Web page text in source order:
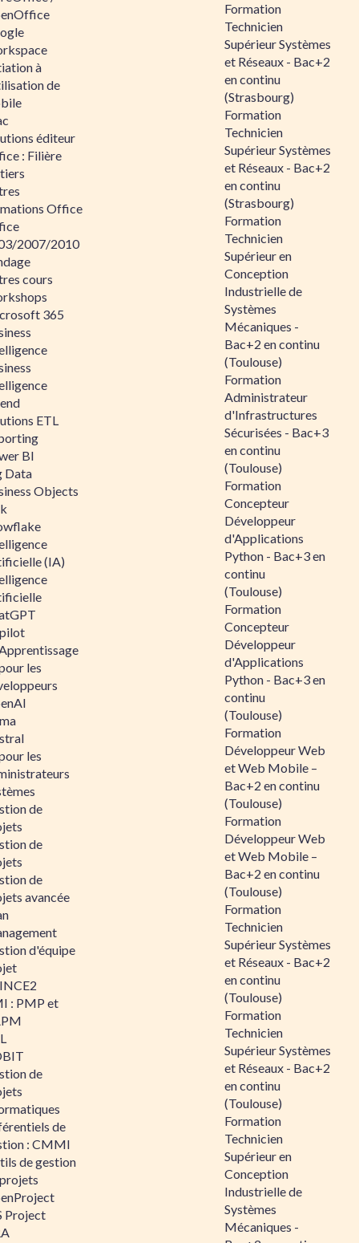
à
de
éditeur
: Filière
Office
2007/2010
cours
365
ETL
BI
Data
Objects
(IA)
les
les
de
de
de
avancée
d'équipe
: PMP et
de
de
: CMMI
de gestion
Project
Formation
Technicien
Supérieur Systèmes
et Réseaux - Bac+2
en continu
(Strasbourg)
Formation
Technicien
Supérieur Systèmes
et Réseaux - Bac+2
en continu
(Strasbourg)
Formation
Technicien
Supérieur en
Conception
Industrielle de
Systèmes
Mécaniques -
Bac+2 en continu
(Toulouse)
Formation
Administrateur
d'Infrastructures
Sécurisées - Bac+3
en continu
(Toulouse)
Formation
Concepteur
Développeur
d'Applications
Python - Bac+3 en
continu
(Toulouse)
Formation
Concepteur
Développeur
d'Applications
Python - Bac+3 en
continu
(Toulouse)
Formation
Développeur Web
et Web Mobile –
Bac+2 en continu
(Toulouse)
Formation
Développeur Web
et Web Mobile –
Bac+2 en continu
(Toulouse)
Formation
Technicien
Supérieur Systèmes
et Réseaux - Bac+2
en continu
(Toulouse)
Formation
Technicien
Supérieur Systèmes
et Réseaux - Bac+2
en continu
(Toulouse)
Formation
Technicien
Supérieur en
Conception
Industrielle de
Systèmes
Mécaniques -